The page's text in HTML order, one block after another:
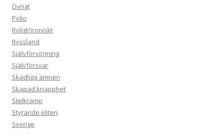
Övrigt
Polio
Roligt/ironiskt
Ryssland
Självförsörjning
Självförsvar
Skadliga ämnen
Skapad knapphet
Stelkramp
Styrande eliten
Sverige